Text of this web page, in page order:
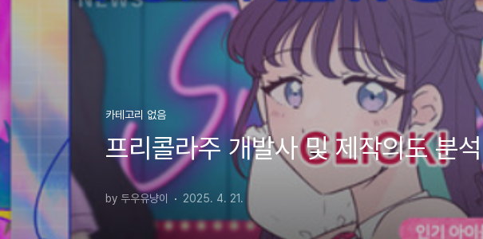
카테고리 없음
프리콜라주 개발사 및 제작의도 분
by 두우유냥이 2025. 4. 21.